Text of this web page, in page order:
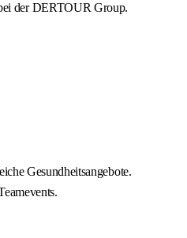
der DERTOUR Group.
Gesundheitsangebote.